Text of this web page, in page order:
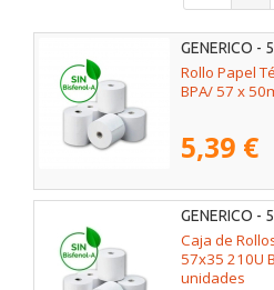
GENERICO -
Rollo Papel
BPA/ 57 x
5,39 €
GENERICO -
Caja de
57x35 210U
unidades